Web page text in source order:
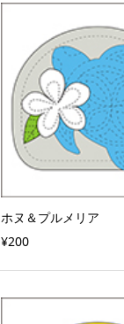
ホヌ＆プルメリア
¥200